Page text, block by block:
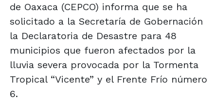
de Oaxaca (CEPCO) informa que se ha
solicitado a la Secretaría de Gobernación
la Declaratoria de Desastre para 48
municipios que fueron afectados por la
lluvia severa provocada por la Tormenta
Tropical “Vicente” y el Frente Frío número
6.